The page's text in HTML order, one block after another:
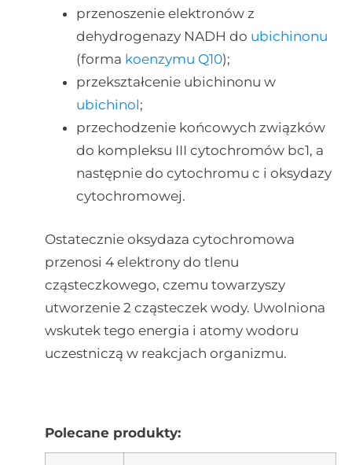
przenoszenie elektronów z
dehydrogenazy NADH do ubichinonu
(forma koenzymu Q10);
przekształcenie ubichinonu w
ubichinol;
przechodzenie końcowych związków
do kompleksu III cytochromów bc1, a
następnie do cytochromu c i oksydazy
cytochromowej.
Ostatecznie oksydaza cytochromowa
przenosi 4 elektrony do tlenu
cząsteczkowego, czemu towarzyszy
utworzenie 2 cząsteczek wody. Uwolniona
wskutek tego energia i atomy wodoru
uczestniczą w reakcjach organizmu.
Polecane produkty: